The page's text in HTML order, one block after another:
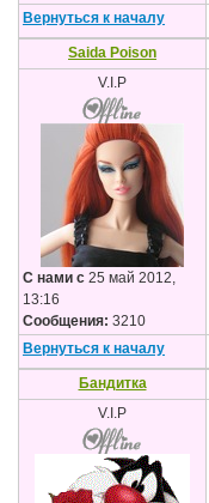
Вернуться к началу
Saida Poison
V.I.P
С нами с 25 май 2012,
13:16
Сообщения: 3210
Вернуться к началу
Бандитка
V.I.P